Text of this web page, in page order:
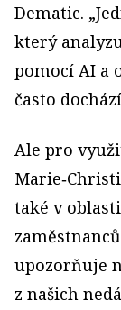
Dematic.
který
pomocí AI a
často
Ale pro
také v
upozorňuje
z našich